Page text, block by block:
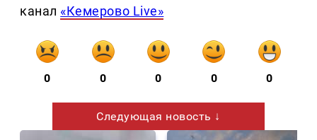
канал «Кемерово Live»
0 0 0 0 0
Следующая новость ↓